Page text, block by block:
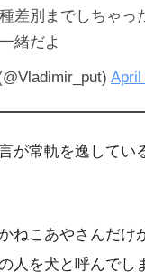
差別までしちゃ
緒だよ
April
が常軌を逸して
ねこあやさんだ
人を犬と呼んでし